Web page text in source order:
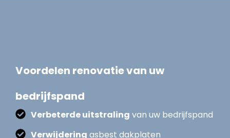
Voordelen renovatie van uw
bedrijfspand
Verbeterde uitstraling van uw bedrijfspand
Verwijdering asbest dakplaten